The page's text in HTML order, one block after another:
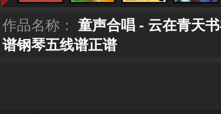
作品名称： 童声合唱 - 云在青天
谱钢琴五线谱正谱